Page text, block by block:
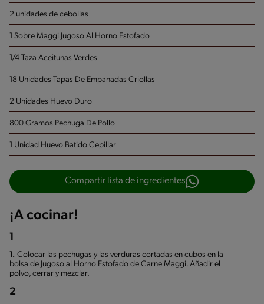
2 unidades de cebollas
1 Sobre Maggi Jugoso Al Horno Estofado
1/4 Taza Aceitunas Verdes
18 Unidades Tapas De Empanadas Criollas
2 Unidades Huevo Duro
800 Gramos Pechuga De Pollo
1 Unidad Huevo Batido Cepillar
Compartir lista de ingredientes
¡A cocinar!
1
1. Colocar las pechugas y las verduras cortadas en cubos en la
bolsa de Jugoso al Horno Estofado de Carne Maggi. Añadir el
polvo, cerrar y mezclar.
2